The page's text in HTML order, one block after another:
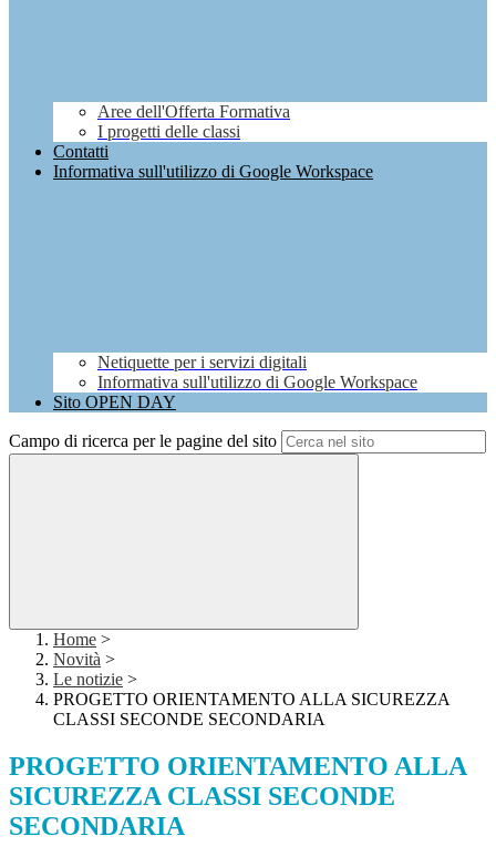
Aree dell'Offerta Formativa
I progetti delle classi
Contatti
Informativa sull'utilizzo di Google Workspace
Netiquette per i servizi digitali
Informativa sull'utilizzo di Google Workspace
Sito OPEN DAY
Campo di ricerca per le pagine del sito
Home >
Novità >
Le notizie >
PROGETTO ORIENTAMENTO ALLA SICUREZZA
CLASSI SECONDE SECONDARIA
PROGETTO ORIENTAMENTO ALLA
SICUREZZA CLASSI SECONDE
SECONDARIA